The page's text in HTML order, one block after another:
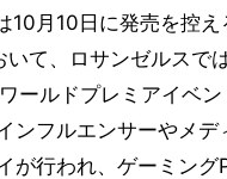
月10日に発売を控え
いて、ロサンゼルスで
ールドプレミアイベン
ンフルエンサーやメデ
が行われ、ゲーミング